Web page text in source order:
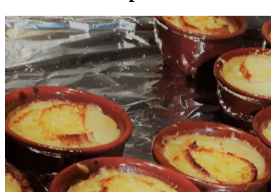
Publicidade Legal
Política
Eleições
Esportes
Saúde
Segurança
Cultura
Meio Ambiente
Obras
Educação
Bairros de Barueri
Selecione sua regiãoPara notícias da sua região